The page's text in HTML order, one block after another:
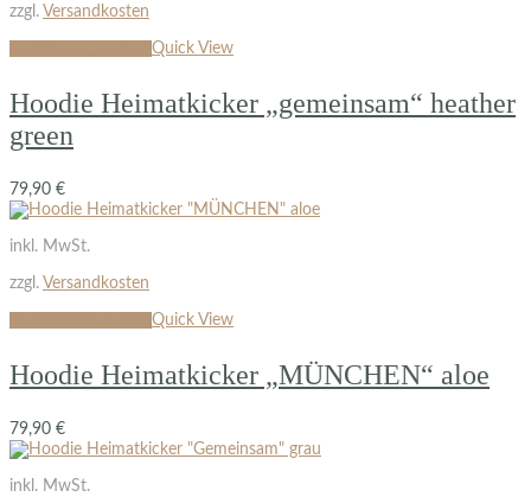
zzgl. Versandkosten
Quick View
Hoodie Heimatkicker „gemeinsam“ heather
green
79,90 €
inkl. MwSt.
zzgl. Versandkosten
Quick View
Hoodie Heimatkicker „MÜNCHEN“ aloe
79,90 €
inkl. MwSt.